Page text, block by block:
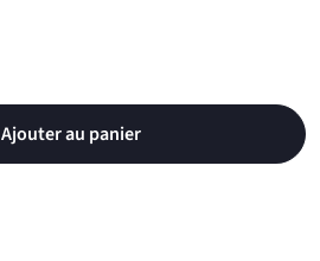
Ajouter au panier